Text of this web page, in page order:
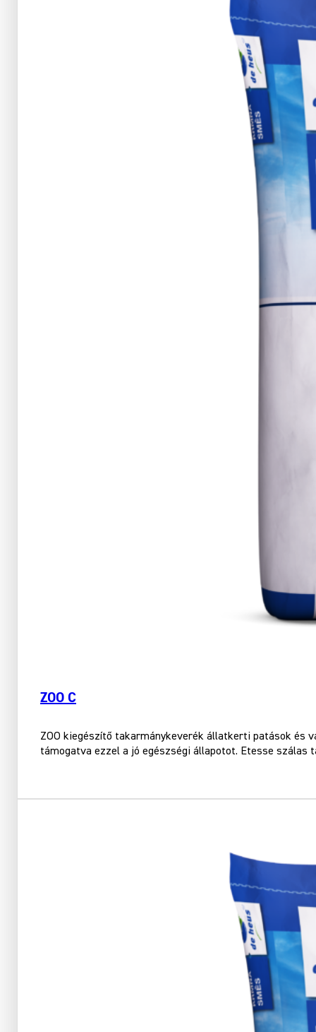
ZOO C
ZOO kiegészítő takarmánykeverék állatkerti patások és
támogatva ezzel a jó egészségi állapotot. Etesse szálas